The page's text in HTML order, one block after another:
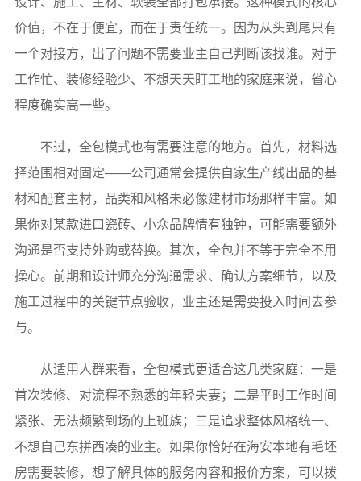
价值，不在于便宜，而在于责任统一。因为从头到尾只有
一个对接方，出了问题不需要业主自己判断该找谁。对于
工作忙、装修经验少、不想天天盯工地的家庭来说，省心
程度确实高一些。
不过，全包模式也有需要注意的地方。首先，材料选
择范围相对固定——公司通常会提供自家生产线出品的基
材和配套主材，品类和风格未必像建材市场那样丰富。如
果你对某款进口瓷砖、小众品牌情有独钟，可能需要额外
沟通是否支持外购或替换。其次，全包并不等于完全不用
操心。前期和设计师充分沟通需求、确认方案细节，以及
施工过程中的关键节点验收，业主还是需要投入时间去参
与。
从适用人群来看，全包模式更适合这几类家庭：一是
首次装修、对流程不熟悉的年轻夫妻；二是平时工作时间
紧张、无法频繁到场的上班族；三是追求整体风格统一、
不想自己东拼西凑的业主。如果你恰好在海安本地有毛坯
房需要装修，想了解具体的服务内容和报价方案，可以拨